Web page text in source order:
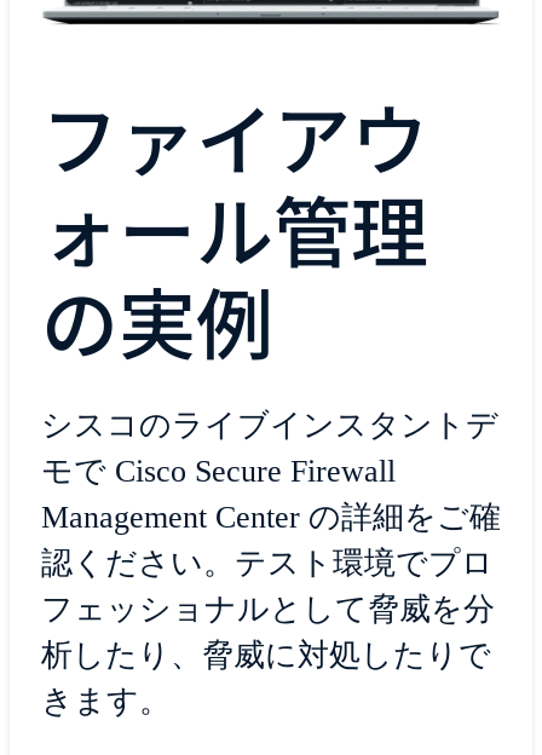
らに生産性を向上させることも可能
ファイアウ
ォール管理
の実例
シスコのライブインスタントデ
モで Cisco Secure Firewall
Management Center の詳細をご確
認ください。テスト環境でプロ
フェッショナルとして脅威を分
析したり、脅威に対処したりで
きます。